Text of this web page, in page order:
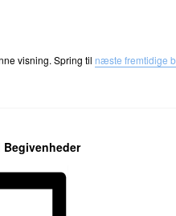
visning. Spring til næste fremtidige
Begivenheder